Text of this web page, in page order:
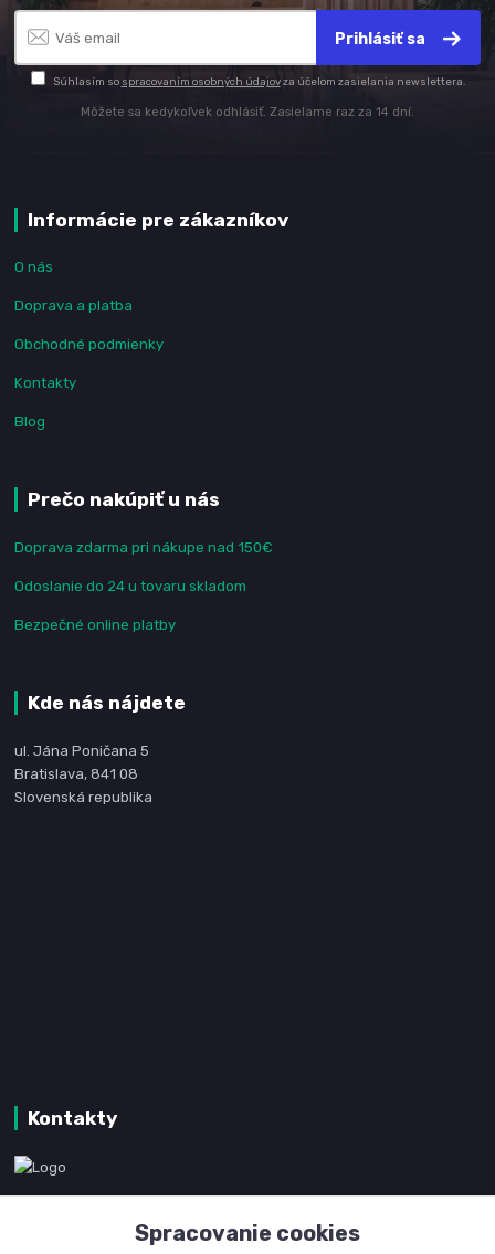
Prihlásiť sa
Súhlasím so spracovaním osobných údajovza účelom zasielania newslettera.
Môžete sa kedykoľvek odhlásiť. Zasielame raz za 14 dní.
Informácie pre zákazníkov
O nás
Doprava a platba
Obchodné podmienky
Kontakty
Blog
Prečo nakúpiť u nás
Doprava zdarma pri nákupe nad 150€
Odoslanie do 24 u tovaru skladom
Bezpečné online platby
Kde nás nájdete
ul. Jána Poničana 5
Bratislava, 841 08
Slovenská republika
Kontakty
Spracovanie cookies